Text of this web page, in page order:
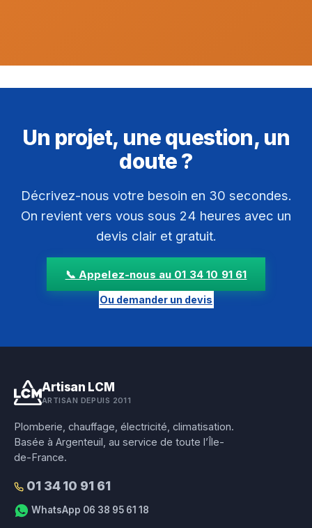
Un projet, une question, un
doute ?
Décrivez-nous votre besoin en 30 secondes.
On revient vers vous sous 24 heures avec un
devis clair et gratuit.
📞 Appelez-nous au 01 34 10 91 61
Ou demander un devis
Artisan LCM
ARTISAN DEPUIS 2011
Plomberie, chauffage, électricité, climatisation.
Basée à Argenteuil, au service de toute l’Île-
de-France.
01 34 10 91 61
WhatsApp 06 38 95 61 18